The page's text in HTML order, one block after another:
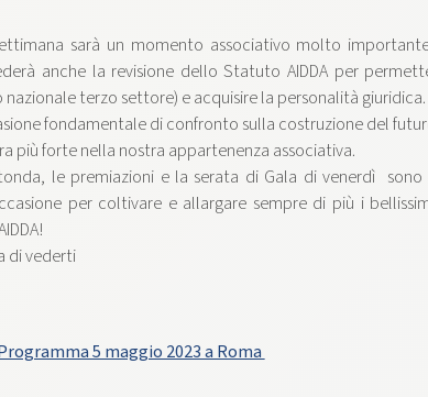
sarà un momento associativo molto
anche la revisione dello Statuto AIDDA per
nazionale terzo settore) e acquisire la personalità giuridica.
fondamentale di confronto sulla costruzione del
più forte nella nostra appartenenza associativa.
le premiazioni e la serata di Gala di venerdì
per coltivare e allargare sempre di più i
di vederti
5 maggio 2023 a Roma